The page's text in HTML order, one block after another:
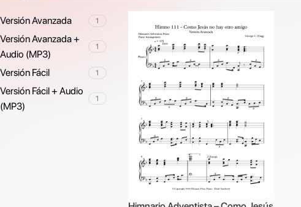
Versión Avanzada 1
Versión Avanzada +
Audio (MP3)
1
Versión Fácil 1
Versión Fácil + Audio
(MP3)
1